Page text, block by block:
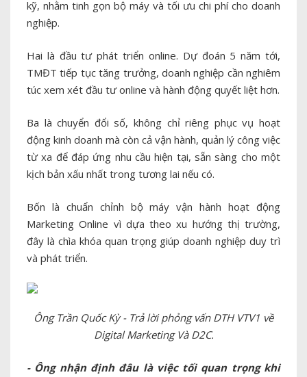
kỹ, nhằm tinh gọn bộ máy và tối ưu chi phí cho doanh
nghiệp.
Hai là đầu tư phát triển online. Dự đoán 5 năm tới,
TMĐT tiếp tục tăng trưởng, doanh nghiệp cần nghiêm
túc xem xét đầu tư online và hành động quyết liệt hơn.
Ba là chuyển đổi số, không chỉ riêng phục vụ hoạt
động kinh doanh mà còn cả vận hành, quản lý công việc
từ xa để đáp ứng nhu cầu hiện tại, sẵn sàng cho một
kịch bản xấu nhất trong tương lai nếu có.
Bốn là chuẩn chỉnh bộ máy vận hành hoạt động
Marketing Online vì dựa theo xu hướng thị trường,
đây là chìa khóa quan trọng giúp doanh nghiệp duy trì
và phát triển.
Ông Trần Quốc Kỳ - Trả lời phỏng vấn DTH VTV1 về
Digital Marketing Và D2C.
- Ông nhận định đâu là việc tối quan trọng khi